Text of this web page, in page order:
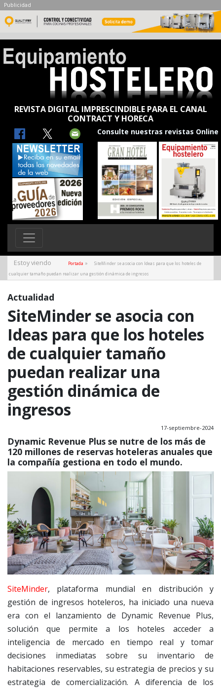
Publicidad
REVISTA DIGITAL IMPRESCINDIBLE PARA EL CANAL
CONTRACT Y HORECA
Consulte nuestras revistas Online
Estoy viendo Portada »
SiteMinder se asocia con Ideas para que los hoteles de
cualquier tamaño puedan realizar una gestión dinámica de ingresos
Actualidad
SiteMinder se asocia con
Ideas para que los hoteles
de cualquier tamaño
puedan realizar una
gestión dinámica de
ingresos
17-septiembre-2024
Dynamic Revenue Plus se nutre de los más de
120 millones de reservas hoteleras anuales que
la compañía gestiona en todo el mundo.
SiteMinder, plataforma mundial en distribución y
gestión de ingresos hoteleros, ha iniciado una nueva
era con el lanzamiento de Dynamic Revenue Plus,
solución que permite a los hoteles acceder a
inteligencia de mercado en tiempo real y tomar
decisiones inmediatas sobre su inventario de
habitaciones reservables, su estrategia de precios y su
estrategia de comercialización. A diferencia de los